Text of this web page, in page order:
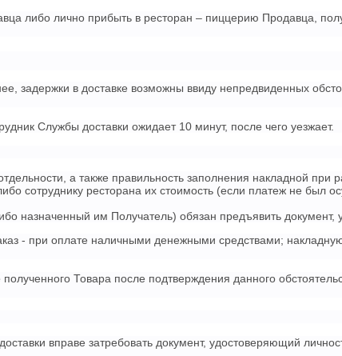
либо лично прибыть в ресторан – пиццерию Продавца,
задержки в доставке возможны ввиду непредвиденных
Службы доставки ожидает 10 минут, после чего уезжает.
а также правильность заполнения накладной при
сотруднику ресторана их стоимость (если платеж не был
назначенный им Получатель) обязан предъявить документ,
- при оплате наличными денежными средствами;
Товара после подтверждения данного
вправе затребовать документ, удостоверяющий